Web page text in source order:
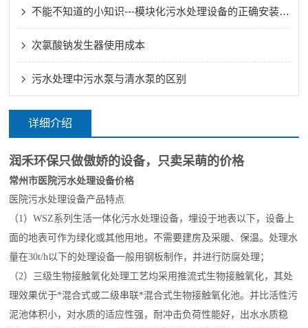
不能不知道的小知识---模块化污水处理设备的正确安装方法
次氯酸钠发生器使用成本
污水处理中污水泵与清水泵的区别
详细介绍
润禾环保只做傲娇的设备，只卖呆萌的价格
常州市医院污水处理设备价格
医院污水处理设备产品特点
（1）WSZ系列 生活一体化污水处理设备，埋设于地表以下，设备上
面的地表可作为绿化或其他用地，不需要建房及采暖、保温。处理水
量在30t/h以下的处理设备一般用钢板制作，并进行防腐处理；
（2）三级生物接触氧化处理工艺均采用推流式生物接触氧化，其处
理效果优于*混合式或二级串联*混合式生物接触氧化池。并比活性污
泥池体积小，对水质的适应性强，耐冲击负荷性能好，出水水质稳